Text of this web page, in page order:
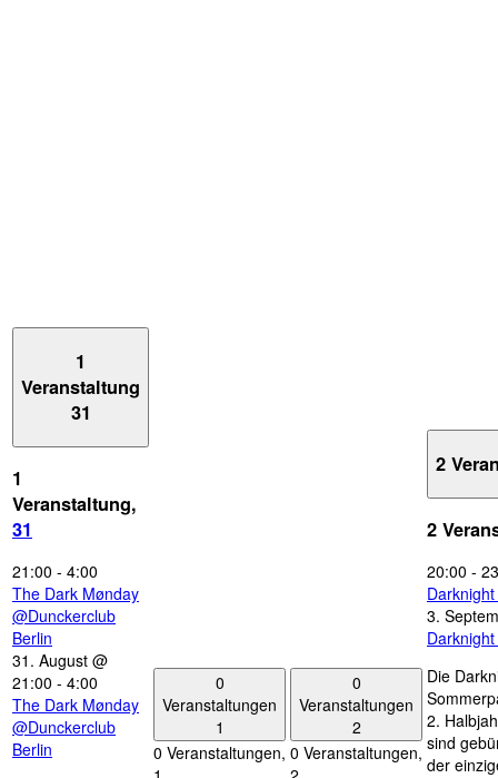
1
Veranstaltung
31
1
Veranstaltung,
31
21:00 - 4:00
The Dark Mønday
@Dunckerclub
Berlin
31. August @
21:00 - 4:00
The Dark Mønday
@Dunckerclub
Berlin
0
Veranstaltungen
1
0 Veranstaltungen,
0
Veranstaltungen
2
0 Veranstaltungen,
2
2
20:00 -
3.
Die
2.
sind
der